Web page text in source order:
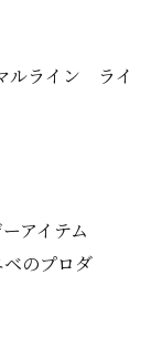
アイテム
のプロダ